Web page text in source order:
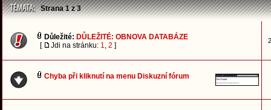
Strana1z3
Důležité: DŮLEŽITÉ: OBNOVA DATABÁZE
[
Jdi na stránku: 1, 2 ]
Chyba při kliknutí na menu Diskuzní fórum